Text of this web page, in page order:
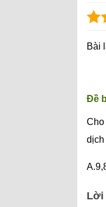
Bài
Đề
Cho
dịch
Lời